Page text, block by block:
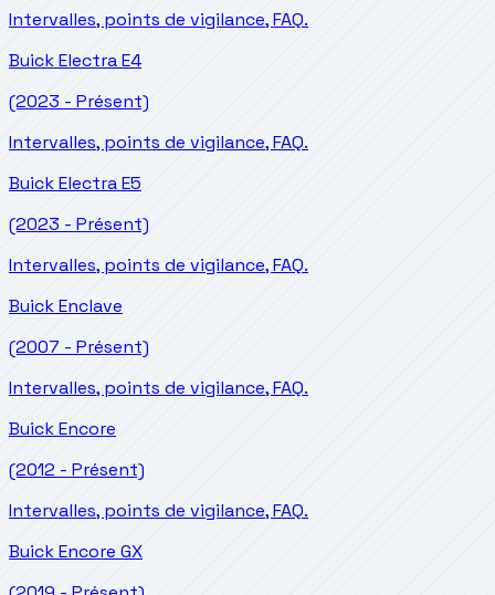
Intervalles, points de vigilance, FAQ.
BuickElectra E4
(2023 - Présent)
Intervalles, points de vigilance, FAQ.
BuickElectra E5
(2023 - Présent)
Intervalles, points de vigilance, FAQ.
BuickEnclave
(2007 - Présent)
Intervalles, points de vigilance, FAQ.
BuickEncore
(2012 - Présent)
Intervalles, points de vigilance, FAQ.
BuickEncore GX